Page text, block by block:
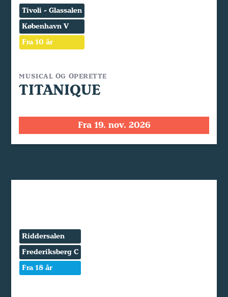
Tivoli - Glassalen
København V
Fra 10 år
MUSICAL OG OPERETTE
TITANIQUE
Fra 19. nov. 2026
Riddersalen
Frederiksberg C
Fra 18 år